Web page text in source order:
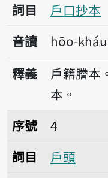
詞目
戶口抄本
音讀
hōo-
釋義
戶籍謄本
本。
序號4戶頭
序號
4
詞目
戶頭